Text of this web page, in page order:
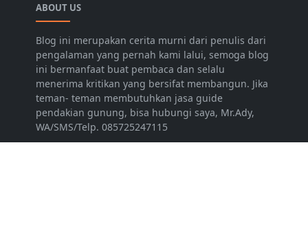
ABOUT US
Blog ini merupakan cerita murni dari penulis dari
pengalaman yang pernah kami lalui, semoga blog
ini bermanfaat buat pembaca dan selalu
menerima kritikan yang bersifat membangun. Jika
teman- teman membutuhkan jasa guide
pendakian gunung, bisa hubungi saya, Mr.Ady,
WA/SMS/Telp. 085725247115